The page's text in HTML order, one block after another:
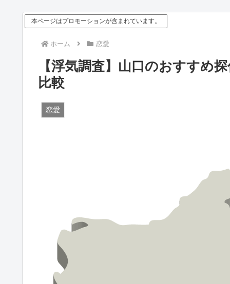
本ページはプロモーションが含まれています。
ホーム 恋愛
【浮気調査】山口のおすすめ
比較
恋愛